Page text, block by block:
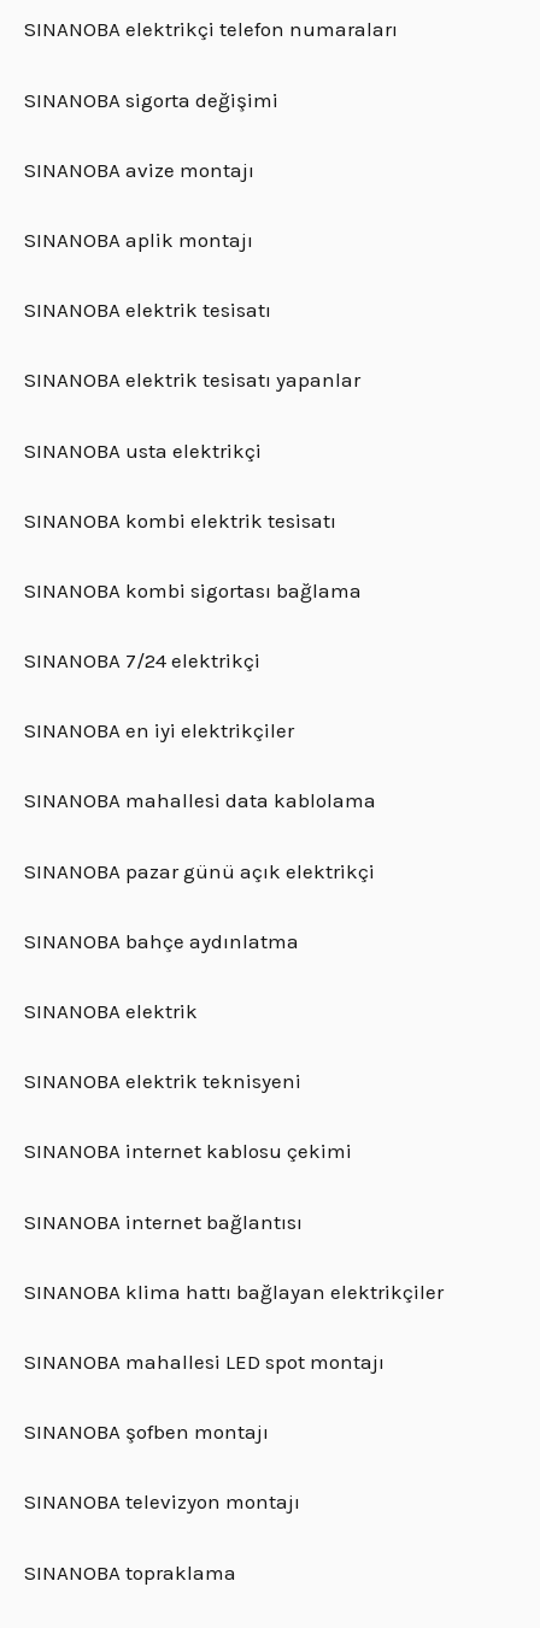
SINANOBA elektrikçi telefon numaraları
SINANOBA sigorta değişimi
SINANOBA avize montajı
SINANOBA aplik montajı
SINANOBA elektrik tesisatı
SINANOBA elektrik tesisatı yapanlar
SINANOBA usta elektrikçi
SINANOBA kombi elektrik tesisatı
SINANOBA kombi sigortası bağlama
SINANOBA 7/24 elektrikçi
SINANOBA en iyi elektrikçiler
SINANOBA mahallesi data kablolama
SINANOBA pazar günü açık elektrikçi
SINANOBA bahçe aydınlatma
SINANOBA elektrik
SINANOBA elektrik teknisyeni
SINANOBA internet kablosu çekimi
SINANOBA internet bağlantısı
SINANOBA klima hattı bağlayan elektrikçiler
SINANOBA mahallesi LED spot montajı
SINANOBA şofben montajı
SINANOBA televizyon montajı
SINANOBA topraklama